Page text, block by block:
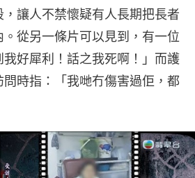
讓人不禁懷疑有人長期把長者
從另一條片可以見到，有一位
好犀利！話之我死啊！」而護
時指：「我哋冇傷害過佢，都